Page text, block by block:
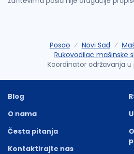
Posao Novi Sad
Rukovodilac mašinske
Koordinator održavanja u
Blog
O nama
Česta pitanja
Kontaktirajte nas